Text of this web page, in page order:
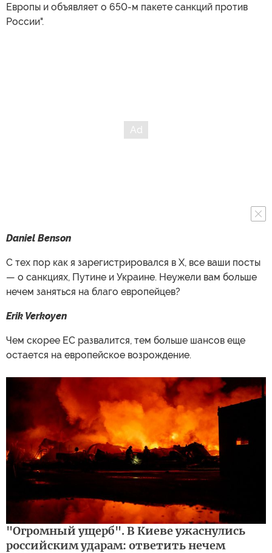
Европы и объявляет о 650-м пакете санкций против
России".
Daniel Benson
С тех пор как я зарегистрировался в X, все ваши посты
— о санкциях, Путине и Украине. Неужели вам больше
нечем заняться на благо европейцев?
Erik Verkoyen
Чем скорее ЕС развалится, тем больше шансов еще
остается на европейское возрождение.
"Огромный ущерб". В Киеве ужаснулись
российским ударам: ответить нечем